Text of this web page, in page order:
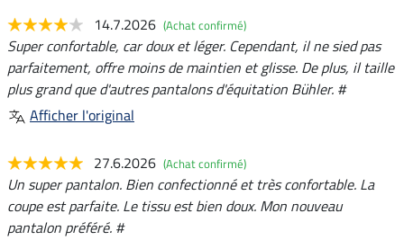
14.7.2026 (Achat confirmé)
Super confortable, car doux et léger. Cependant, il ne sied pas
parfaitement, offre moins de maintien et glisse. De plus, il taille
plus grand que d'autres pantalons d'équitation Bühler. #
Afficher l'original
27.6.2026 (Achat confirmé)
Un super pantalon. Bien confectionné et très confortable. La
coupe est parfaite. Le tissu est bien doux. Mon nouveau
pantalon préféré. #